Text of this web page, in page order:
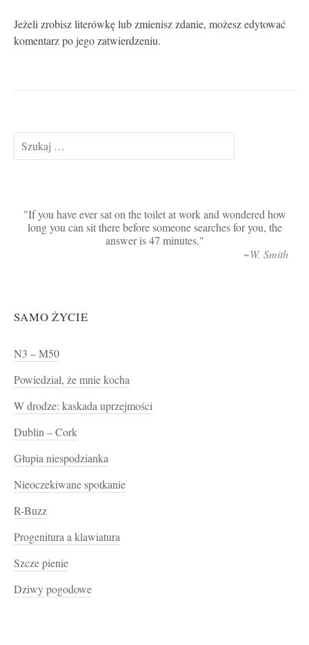
Jeżeli zrobisz literówkę lub zmienisz zdanie, możesz edytować
komentarz po jego zatwierdzeniu.
Szukaj:
If you have ever sat on the toilet at work and wondered how
long you can sit there before someone searches for you, the
answer is 47 minutes.
~W. Smith
SAMO ŻYCIE
N3 – M50
Powiedział, że mnie kocha
W drodze: kaskada uprzejmości
Dublin – Cork
Głupia niespodzianka
Nieoczekiwane spotkanie
R-Buzz
Progenitura a klawiatura
Szcze pienie
Dziwy pogodowe